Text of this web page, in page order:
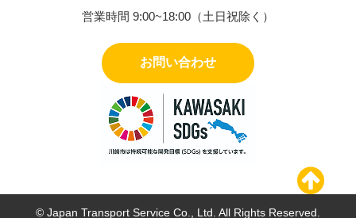
営業時間 9:00~18:00（土日祝除く）
お問い合わせ
© Japan Transport Service Co., Ltd. All Rights Reserved.